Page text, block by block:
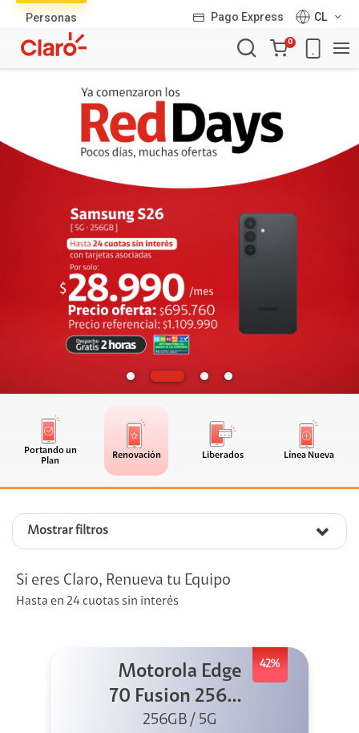
Personas Pago Express
CL
Carro
de
0
Portando un
Plan
Renovación Liberados Línea Nueva
Mostrar filtros
productos
Si eres Claro, Renueva tu Equipo
Hasta en 24 cuotas sin interés
42%
Motorola Edge
70 Fusion 256GB
Azul
256GB / 5G